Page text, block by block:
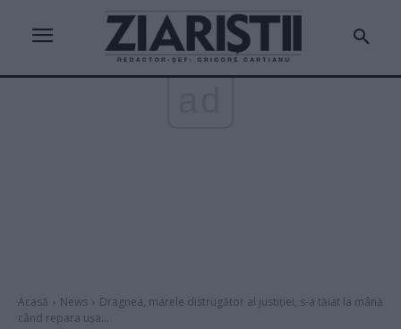
Acasă News
Dragnea, marele distrugător al justiției, s-a tăiat la mână
când repara ușa...